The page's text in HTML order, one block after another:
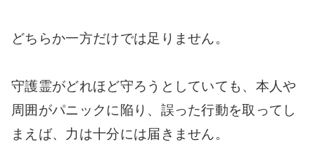
どちらか一方だけでは足りません。
守護霊がどれほど守ろうとしていても、本人や
周囲がパニックに陥り、誤った行動を取ってし
まえば、力は十分には届きません。